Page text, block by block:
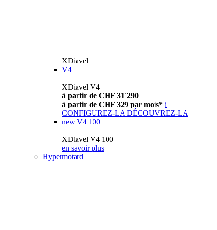
XDiavel
V4
XDiavel V4
à partir de CHF 31´290
à partir de CHF 329 par mois* i
CONFIGUREZ-LA DÉCOUVREZ-LA
new V4 100
XDiavel V4 100
en savoir plus
Hypermotard